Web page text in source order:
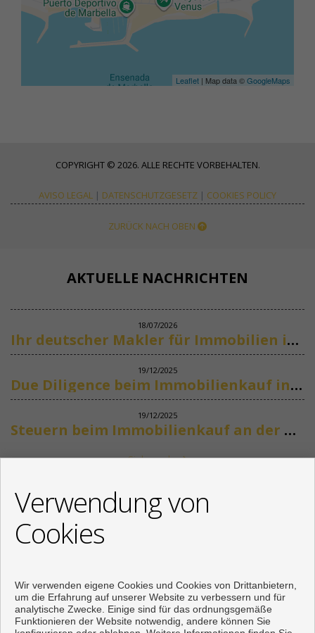
Leaflet | Map data ©GoogleMaps
COPYRIGHT © 2026. ALLE RECHTE VORBEHALTEN.
AVISO LEGAL | DATENSCHUTZGESETZ | COOKIES POLICY
ZURÜCK NACH OBEN
AKTUELLE NACHRICHTEN
18/07/2026
Ihr deutscher Makler für Immobilien in Marbella
19/12/2025
Due Diligence beim Immobilienkauf in Spanien
19/12/2025
Steuern beim Immobilienkauf an der Costa del Sol
Siehe mehr
+34 622318266
info@mikenaumannimmobilien.com
Von Montag bis Freitag : 10:00 - 18:00
Verwendung von
Cookies
Wir verwenden eigene Cookies und Cookies von Drittanbietern,
um die Erfahrung auf unserer Website zu verbessern und für
analytische Zwecke. Einige sind für das ordnungsgemäße
Funktionieren der Website notwendig, andere können Sie